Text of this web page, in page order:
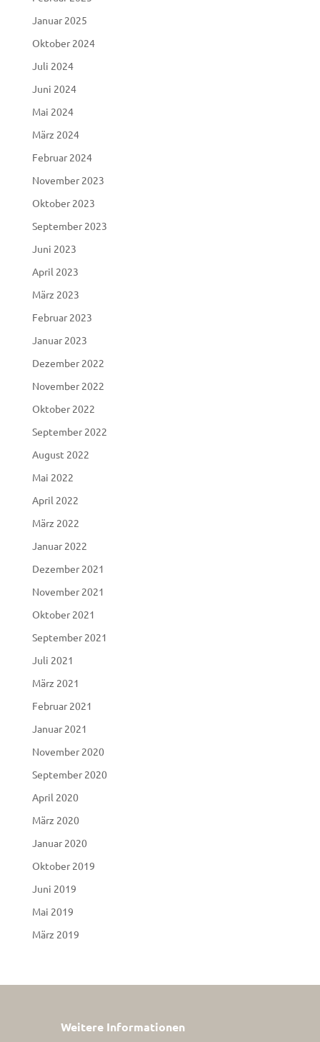
Januar 2025
Oktober 2024
Juli 2024
Juni 2024
Mai 2024
März 2024
Februar 2024
November 2023
Oktober 2023
September 2023
Juni 2023
April 2023
März 2023
Februar 2023
Januar 2023
Dezember 2022
November 2022
Oktober 2022
September 2022
August 2022
Mai 2022
April 2022
März 2022
Januar 2022
Dezember 2021
November 2021
Oktober 2021
September 2021
Juli 2021
März 2021
Februar 2021
Januar 2021
November 2020
September 2020
April 2020
März 2020
Januar 2020
Oktober 2019
Juni 2019
Mai 2019
März 2019
Weitere Informationen